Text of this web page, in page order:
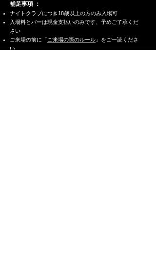
補足事項 ：
ナイトクラブにつき18歳以上の方のみ入場可
入場料とバーは現金支払いのみです、予めご了承くだ
さい
ご来場の前に「 ご来場の際のルール 」をご一読くださ
い